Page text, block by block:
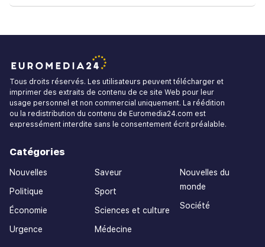
Tous droits réservés. Les utilisateurs peuvent télécharger et
imprimer des extraits de contenu de ce site Web pour leur
usage personnel et non commercial uniquement. La réédition
ou la redistribution du contenu de Euromedia24.com est
expressément interdite sans le consentement écrit préalable.
Catégories
Nouvelles
Politique
Économie
Urgence
Saveur
Sport
Sciences et culture
Médecine
Nouvelles du
monde
Société